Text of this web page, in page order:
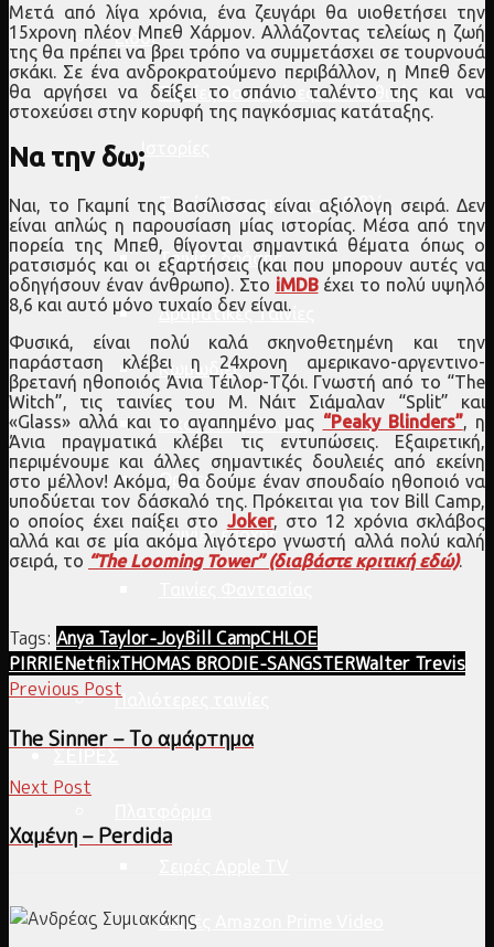
Είδος
Ταινίες Βασισμένες σε Αληθινές
Ιστορίες
Ταινίες Βασισμένες σε Βιβλία
Ταινίες δράσης
Δραματικές Ταινίες
Κωμωδίες
Δικαστικές Ταινίες
Θρίλερ
Ταινίες εποχής
Πολεμικές Ταινίες
Παλιότερες ταινίες
ΣΕΙΡΕΣ
Σειρές Amazon Prime Video
Μετά από λίγα χρόνια, ένα ζευγάρι θα υιοθετήσει την
15χρονη πλέον Μπεθ Χάρμον. Αλλάζοντας τελείως η ζωή
της θα πρέπει να βρει τρόπο να συμμετάσχει σε τουρνουά
σκάκι. Σε ένα ανδροκρατούμενο περιβάλλον, η Μπεθ δεν
θα αργήσει να δείξει το σπάνιο ταλέντο της και να
στοχεύσει στην κορυφή της παγκόσμιας κατάταξης.
Να την δω;
Ναι, το Γκαμπί της Βασίλισσας είναι αξιόλογη σειρά. Δεν
είναι απλώς η παρουσίαση μίας ιστορίας. Μέσα από την
πορεία της Μπεθ, θίγονται σημαντικά θέματα όπως ο
ρατσισμός και οι εξαρτήσεις (και που μπορουν αυτές να
οδηγήσουν έναν άνθρωπο). Στο iMDBέχει το πολύ υψηλό
8,6 και αυτό μόνο τυχαίο δεν είναι.
Φυσικά, είναι πολύ καλά σκηνοθετημένη και την
παράσταση κλέβει η 24χρονη αμερικανο-αργεντινο-
βρετανή ηθοποιός Άνια Τέιλορ-Τζόι. Γνωστή από το “The
Witch”, τις ταινίες του Μ. Νάιτ Σιάμαλαν “Split” και
«Glass» αλλά και το αγαπημένο μας “Peaky Blinders”, η
Άνια πραγματικά κλέβει τις εντυπώσεις. Εξαιρετική,
περιμένουμε και άλλες σημαντικές δουλειές από εκείνη
στο μέλλον! Ακόμα, θα δούμε έναν σπουδαίο ηθοποιό να
υποδύεται τον δάσκαλό της. Πρόκειται για τον Bill Camp,
ο οποίος έχει παίξει στο Joker, στο 12 χρόνια σκλάβος
αλλά και σε μία ακόμα λιγότερο γνωστή αλλά πολύ καλή
σειρά, το “The Looming Tower” (διαβάστε κριτική εδώ).
Tags: Anya Taylor-JoyBill CampCHLOE
PIRRIENetflixTHOMAS BRODIE-SANGSTERWalter Trevis
Previous Post
The Sinner – Το αμάρτημα
Next Post
Χαμένη – Perdida